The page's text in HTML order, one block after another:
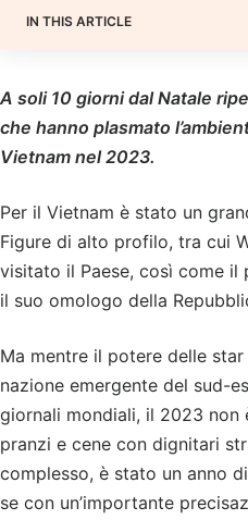
IN THIS ARTICLE
A soli 10 giorni dal Natale
che hanno plasmato
Vietnam nel 2023.
Per il Vietnam è stato un
Figure di alto profilo, tra cui
visitato il Paese, così come
il suo omologo della
Ma mentre il potere delle
nazione emergente del sud-
giornali mondiali, il 2023
pranzi e cene con dignitari
complesso, è stato un anno
se con un’importante